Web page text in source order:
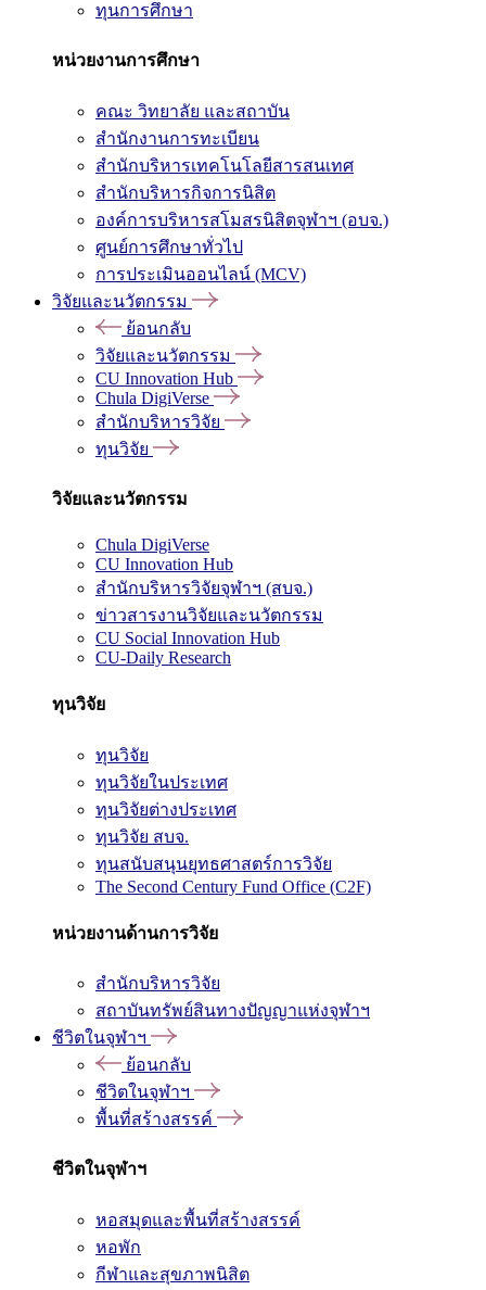
ทุนการศึกษา
หน่วยงานการศึกษา
คณะ วิทยาลัย และสถาบัน
สำนักงานการทะเบียน
สำนักบริหารเทคโนโลยีสารสนเทศ
สำนักบริหารกิจการนิสิต
องค์การบริหารสโมสรนิสิตจุฬาฯ (อบจ.)
ศูนย์การศึกษาทั่วไป
การประเมินออนไลน์ (MCV)
วิจัยและนวัตกรรม
ย้อนกลับ
วิจัยและนวัตกรรม
CU Innovation Hub
Chula DigiVerse
สำนักบริหารวิจัย
ทุนวิจัย
วิจัยและนวัตกรรม
Chula DigiVerse
CU Innovation Hub
สำนักบริหารวิจัยจุฬาฯ (สบจ.)
ข่าวสารงานวิจัยและนวัตกรรม
CU Social Innovation Hub
CU-Daily Research
ทุนวิจัย
ทุนวิจัย
ทุนวิจัยในประเทศ
ทุนวิจัยต่างประเทศ
ทุนวิจัย สบจ.
ทุนสนับสนุนยุทธศาสตร์การวิจัย
The Second Century Fund Office (C2F)
หน่วยงานด้านการวิจัย
สำนักบริหารวิจัย
สถาบันทรัพย์สินทางปัญญาแห่งจุฬาฯ
ชีวิตในจุฬาฯ
ย้อนกลับ
ชีวิตในจุฬาฯ
พื้นที่สร้างสรรค์
ชีวิตในจุฬาฯ
หอสมุดและพื้นที่สร้างสรรค์
หอพัก
กีฬาและสุขภาพนิสิต